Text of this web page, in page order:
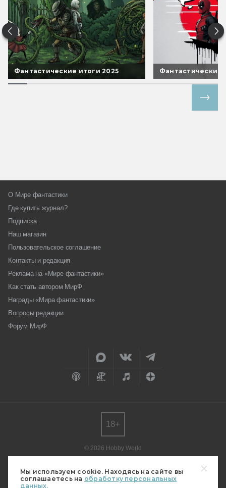
Мы используем cookie. Находясь на сайте вы
соглашаетесь на обработку персональных
данных.
Фантастические итоги 2025 Фантастические
О Мире фантастики
Где купить журнал?
Подписка
Наш магазин
Пользовательское соглашение
Контакты и редакция
Реклама на «Мире фантастики»
Как стать автором МирФ
Награды «Мира фантастики»
Вопросы редакции
Форум МирФ
© 2026 Hobby World
редакции.
Мнение авторов может не совпадать с мнением редакции.
18+